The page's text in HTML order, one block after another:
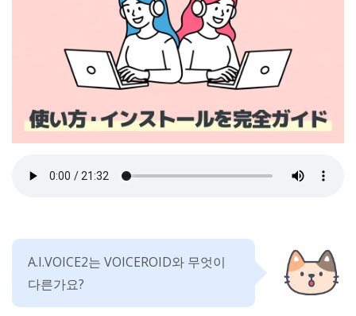
A.I.VOICE2는 VOICEROID와 무엇이
다른가요?